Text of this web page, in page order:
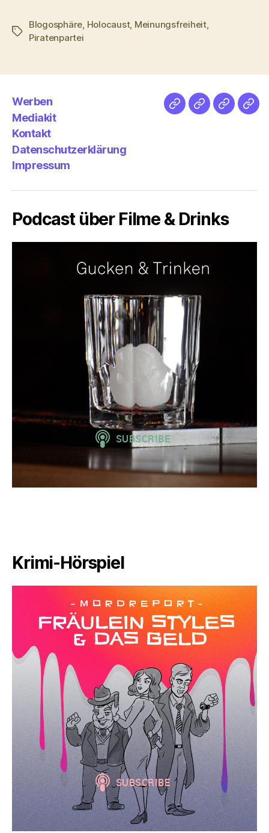
Schlagwörter
Blogosphäre Holocaust, Meinungsfreiheit,
Piratenpartei
Werben
Mediakit
Kontakt
Datenschutzerklärung
Impressum
NetzMedien
Podcast über Filme & Drinks
Krimi-Hörspiel